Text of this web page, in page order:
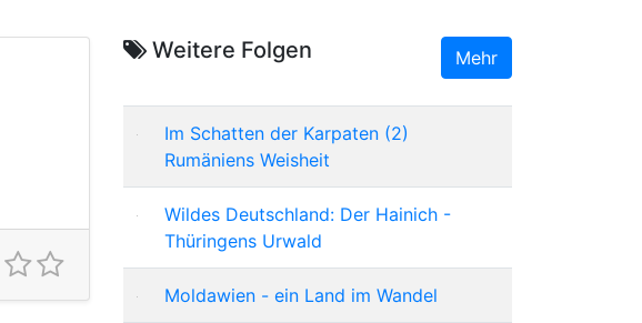
Weitere Folgen Mehr
Im Schatten der Karpaten (2)
Rumäniens Weisheit
Wildes Deutschland: Der Hainich -
Thüringens Urwald
Moldawien - ein Land im Wandel